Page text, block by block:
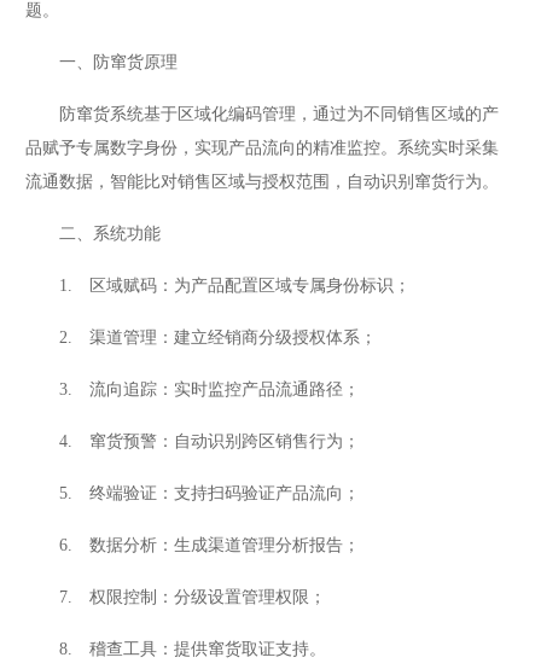
题。
一、防窜货原理
防窜货系统基于区域化编码管理，通过为不同销售区域的产
品赋予专属数字身份，实现产品流向的精准监控。系统实时采集
流通数据，智能比对销售区域与授权范围，自动识别窜货行为。
二、系统功能
1. 区域赋码：为产品配置区域专属身份标识；
2. 渠道管理：建立经销商分级授权体系；
3. 流向追踪：实时监控产品流通路径；
4. 窜货预警：自动识别跨区销售行为；
5. 终端验证：支持扫码验证产品流向；
6. 数据分析：生成渠道管理分析报告；
7. 权限控制：分级设置管理权限；
8. 稽查工具：提供窜货取证支持。